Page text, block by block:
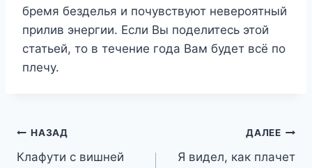
бремя безделья и почувствуют невероятный
прилив энергии. Если Вы поделитесь этой
статьей, то в течение года Вам будет всё по
плечу.
Навигация
НАЗАД
Клафути с вишней
ДАЛЕЕ
Я видел, как плачет